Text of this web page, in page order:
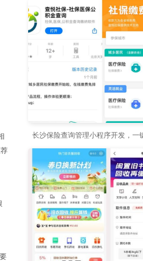
长沙保险查询管理小程序开发，一